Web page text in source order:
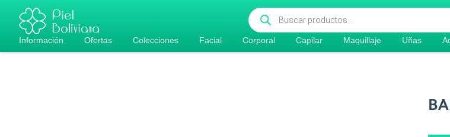
contenido
Búsqueda
de
productos
Información Ofertas Colecciones Facial Corporal Capilar Maquillaje Uñas